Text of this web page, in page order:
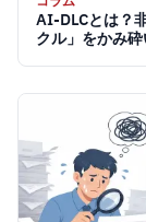
AI-DLCとは？
クル」をかみ